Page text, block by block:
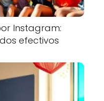
Instagram:
efectivos